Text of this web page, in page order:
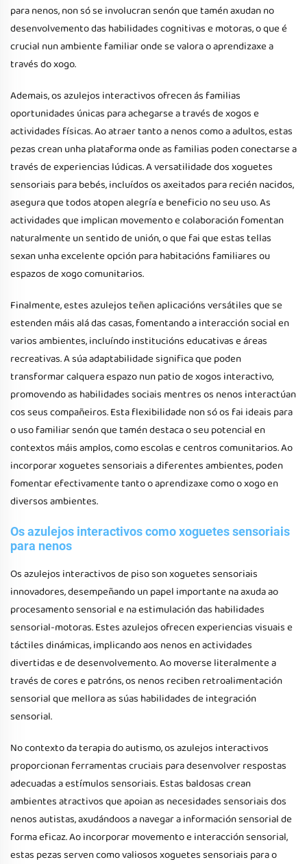
para nenos, non só se involucran senón que tamén axudan no
desenvolvemento das habilidades cognitivas e motoras, o que é
crucial nun ambiente familiar onde se valora o aprendizaxe a
través do xogo.
Ademais, os azulejos interactivos ofrecen ás familias
oportunidades únicas para achegarse a través de xogos e
actividades físicas. Ao atraer tanto a nenos como a adultos, estas
pezas crean unha plataforma onde as familias poden conectarse a
través de experiencias lúdicas. A versatilidade dos xoguetes
sensoriais para bebés, incluídos os axeitados para recién nacidos,
asegura que todos atopen alegría e beneficio no seu uso. As
actividades que implican movemento e colaboración fomentan
naturalmente un sentido de unión, o que fai que estas tellas
sexan unha excelente opción para habitacións familiares ou
espazos de xogo comunitarios.
Finalmente, estes azulejos teñen aplicacións versátiles que se
estenden máis alá das casas, fomentando a interacción social en
varios ambientes, incluíndo institucións educativas e áreas
recreativas. A súa adaptabilidade significa que poden
transformar calquera espazo nun patio de xogos interactivo,
promovendo as habilidades sociais mentres os nenos interactúan
cos seus compañeiros. Esta flexibilidade non só os fai ideais para
o uso familiar senón que tamén destaca o seu potencial en
contextos máis amplos, como escolas e centros comunitarios. Ao
incorporar xoguetes sensoriais a diferentes ambientes, poden
fomentar efectivamente tanto o aprendizaxe como o xogo en
diversos ambientes.
Os azulejos interactivos como xoguetes sensoriais
para nenos
Os azulejos interactivos de piso son xoguetes sensoriais
innovadores, desempeñando un papel importante na axuda ao
procesamento sensorial e na estimulación das habilidades
sensorial-motoras. Estes azulejos ofrecen experiencias visuais e
táctiles dinámicas, implicando aos nenos en actividades
divertidas e de desenvolvemento. Ao moverse literalmente a
través de cores e patróns, os nenos reciben retroalimentación
sensorial que mellora as súas habilidades de integración
sensorial.
No contexto da terapia do autismo, os azulejos interactivos
proporcionan ferramentas cruciais para desenvolver respostas
adecuadas a estímulos sensoriais. Estas baldosas crean
ambientes atractivos que apoian as necesidades sensoriais dos
nenos autistas, axudándoos a navegar a información sensorial de
forma eficaz. Ao incorporar movemento e interacción sensorial,
estas pezas serven como valiosos xoguetes sensoriais para o